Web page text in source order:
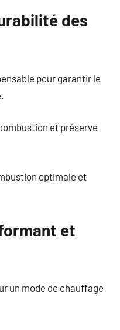
des
pour garantir le
et préserve
optimale et
et
un mode de chauffage